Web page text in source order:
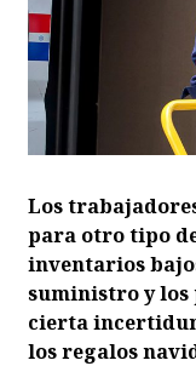
Los
para otro tipo
inventarios
suministro y los
cierta
los regalos